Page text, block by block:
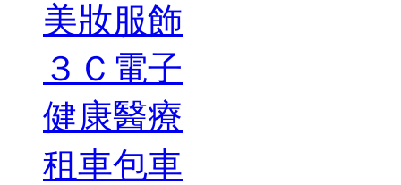
美妝服飾
３Ｃ電子
健康醫療
租車包車